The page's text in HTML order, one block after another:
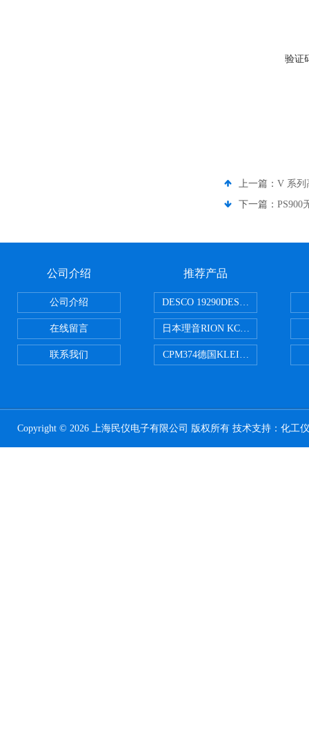
验证
上一篇： V 系列
下一篇： PS900
公司介绍
公司介绍
在线留言
联系我们
推荐产品
DESCO 19290DESCO 19290重锤
日本理音RION KC-51/KC-52便携
CPM374德国KLEINWAECHTER
Copyright © 2026 上海民仪电子有限公司 版权所有 技术支持： 化工